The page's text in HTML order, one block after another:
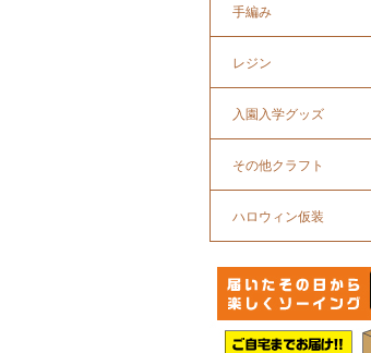
手編み
レジン
入園入学グッズ
その他クラフト
ハロウィン仮装